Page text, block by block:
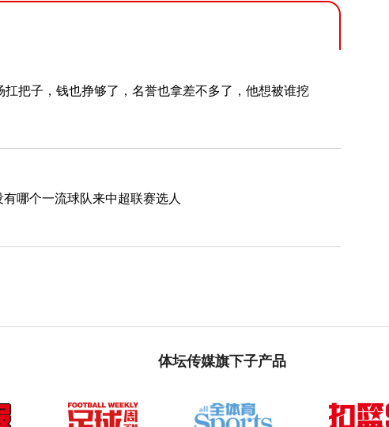
把子，钱也挣够了，名誉也拿差不多了，他想被谁挖
哪个一流球队来中超联赛选人
体坛传媒旗下子产品